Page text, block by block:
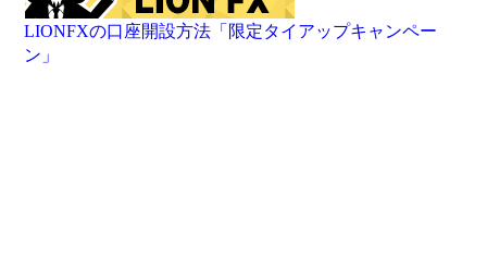
LIONFXの口座開設方法「限定タイアップキャンペー
ン」